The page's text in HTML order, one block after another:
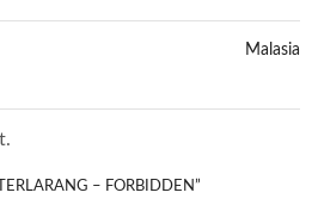
Malasia
– FORBIDDEN”